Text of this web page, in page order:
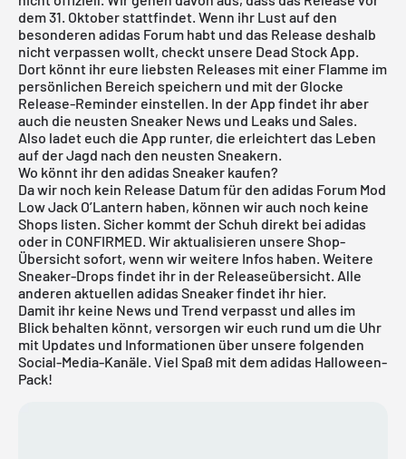
dem 31. Oktober stattfindet. Wenn ihr Lust auf den
besonderen adidas Forum habt und das Release deshalb
nicht verpassen wollt, checkt unsere Dead Stock App.
Dort könnt ihr eure liebsten Releases mit einer Flamme im
persönlichen Bereich speichern und mit der Glocke
Release-Reminder einstellen. In der App findet ihr aber
auch die neusten Sneaker News und Leaks und Sales.
Also ladet euch die App runter, die erleichtert das Leben
auf der Jagd nach den neusten Sneakern.
Wo könnt ihr den adidas Sneaker kaufen?
Da wir noch kein Release Datum für den adidas Forum Mod
Low Jack O’Lantern haben, können wir auch noch keine
Shops listen. Sicher kommt der Schuh direkt bei adidas
oder in CONFIRMED. Wir aktualisieren unsere Shop-
Übersicht sofort, wenn wir weitere Infos haben. Weitere
Sneaker-Drops findet ihr in der Releaseübersicht. Alle
anderen aktuellen adidas Sneaker findet ihr hier.
Damit ihr keine News und Trend verpasst und alles im
Blick behalten könnt, versorgen wir euch rund um die Uhr
mit Updates und Informationen über unsere folgenden
Social-Media-Kanäle. Viel Spaß mit dem adidas Halloween-
Pack!